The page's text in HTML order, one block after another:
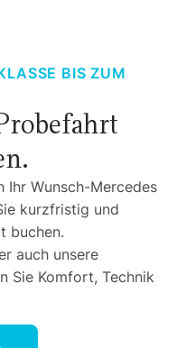
BIS ZUM
Ihr Wunsch-Mercedes
kurzfristig und
buchen.
auch unsere
Sie Komfort, Technik